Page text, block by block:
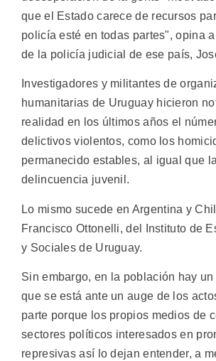
que el Estado carece de recursos
policía esté en todas partes", opina
de la policía judicial de ese país,
Investigadores y militantes de
humanitarias de Uruguay hicieron
realidad en los últimos años el
delictivos violentos, como los
permanecido estables, al igual que
delincuencia juvenil.
Lo mismo sucede en Argentina y
Francisco Ottonelli, del Instituto de
y Sociales de Uruguay.
Sin embargo, en la población hay
que se está ante un auge de los
parte porque los propios medios de
sectores políticos interesados en
represivas así lo dejan entender, a